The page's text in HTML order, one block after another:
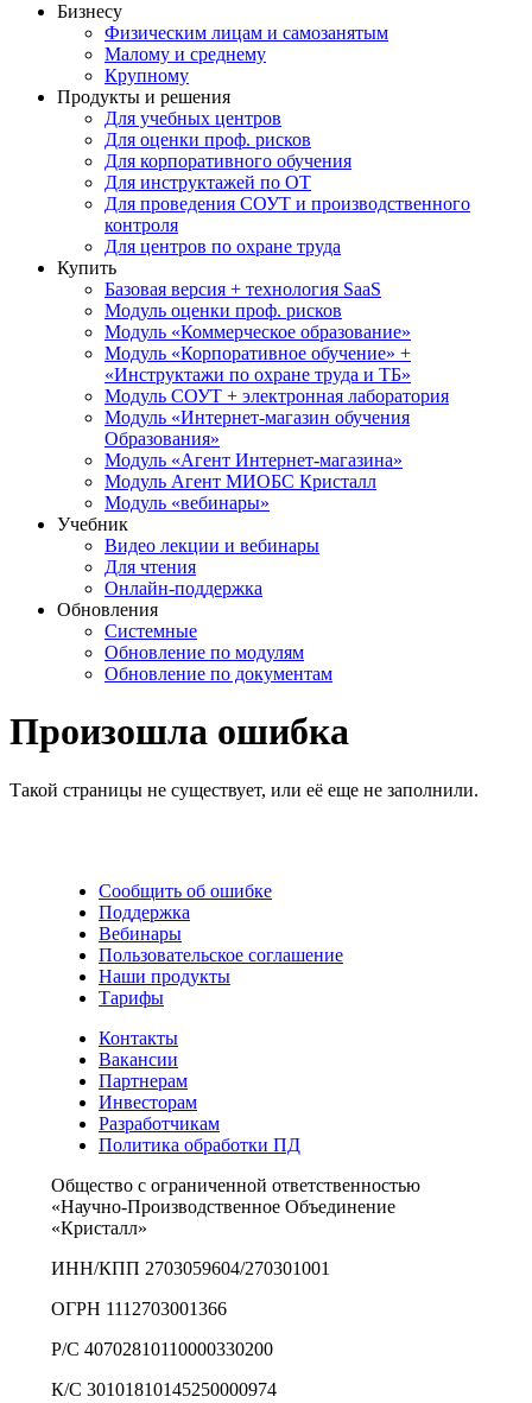
Бизнесу
Физическим лицам и самозанятым
Малому и среднему
Крупному
Продукты и решения
Для учебных центров
Для оценки проф. рисков
Для корпоративного обучения
Для инструктажей по ОТ
Для проведения СОУТ и производственного
контроля
Для центров по охране труда
Купить
Базовая версия + технология SaaS
Модуль оценки проф. рисков
Модуль «Коммерческое образование»
Модуль «Корпоративное обучение» +
«Инструктажи по охране труда и ТБ»
Модуль СОУТ + электронная лаборатория
Модуль «Интернет-магазин обучения
Образования»
Модуль «Агент Интернет-магазина»
Модуль Агент МИОБС Кристалл
Модуль «вебинары»
Учебник
Видео лекции и вебинары
Для чтения
Онлайн-поддержка
Обновления
Системные
Обновление по модулям
Обновление по документам
Произошла ошибка
Такой страницы не существует, или её еще не заполнили.
Сообщить об ошибке
Поддержка
Вебинары
Пользовательское соглашение
Наши продукты
Тарифы
Контакты
Вакансии
Партнерам
Инвесторам
Разработчикам
Политика обработки ПД
Общество с ограниченной ответственностью
«Научно-Производственное Объединение
«Кристалл»
ИНН/КПП 2703059604/270301001
ОГРН 1112703001366
Р/С 40702810110000330200
К/С 30101810145250000974